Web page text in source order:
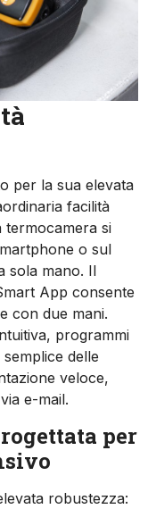
per la sua elevata
facilità
termocamera si
o sul
sola mano. Il
App consente
con due mani.
programmi
delle
veloce,
e-mail.
per
robustezza: